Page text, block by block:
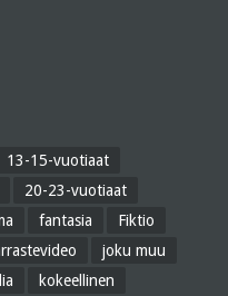
13-15-vuotiaat
20-23-vuotiaat
fantasia
Fiktio
joku muu
kokeellinen